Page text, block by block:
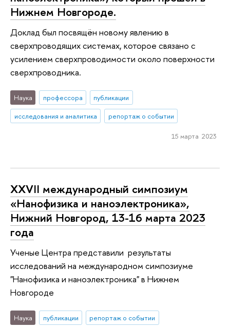
Нижнем Новгороде.
Доклад был посвящён новому явлению в
сверхпроводящих системах, которое связано с
усилением сверхпроводимости около поверхности
сверхпроводника.
Наука профессора
публикации
исследования и аналитика
репортаж о событии
15 марта 2023
XXVII международный симпозиум
«Нанофизика и наноэлектроника»,
Нижний Новгород, 13-16 марта 2023
года
Ученые Центра представили результаты
исследований на международном симпозиуме
"Нанофизика и наноэлектроника" в Нижнем
Новгороде
Наука публикации репортаж о событии